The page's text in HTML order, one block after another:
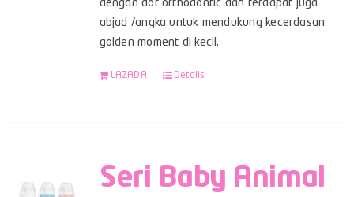
dengan dot orthodontic dan terdapat juga
abjad /angka untuk mendukung kecerdasan
golden moment di kecil.
LAZADA Details
Seri Baby Animal